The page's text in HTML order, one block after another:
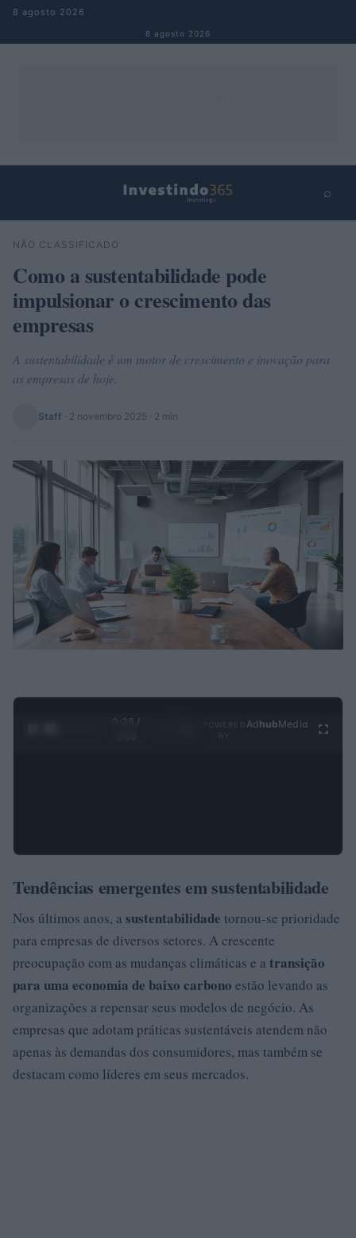
Pular para o conteúdo
8 agosto 2026
8 agosto 2026
⌕
Buscar
NÃO CLASSIFICADO
Como a sustentabilidade pode
impulsionar o crescimento das
empresas
A sustentabilidade é um motor de crescimento e inovação para
as empresas de hoje.
Staff · 2 novembro 2025 · 2 min
0:29 /
Ad hubMedia
Tendências emergentes em sustentabilidade
Nos últimos anos, a sustentabilidade tornou-se prioridade
para empresas de diversos setores. A crescente
preocupação com as mudanças climáticas e a transição
para uma economia de baixo carbono estão levando as
organizações a repensar seus modelos de negócio. As
empresas que adotam práticas sustentáveis atendem não
apenas às demandas dos consumidores, mas também se
destacam como líderes em seus mercados.